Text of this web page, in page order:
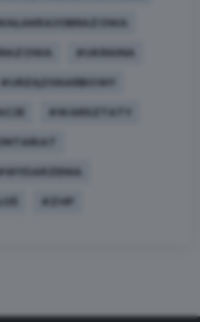
#UKRAINA
#URZĄDSKARBOWY
#WARSZTATY
#ZHP